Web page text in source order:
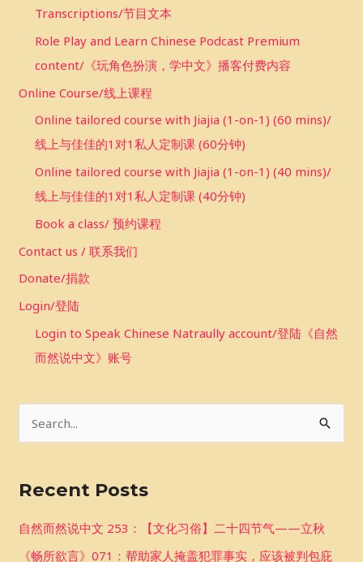
Transcriptions/节目文本
Role Play and Learn Chinese Podcast Premium
content/《玩角色扮演，学中文》播客付费内容
Online Course/线上课程
Online tailored course with Jiajia (1-on-1) (60 mins)/
线上与佳佳的1对1私人定制课 (60分钟)
Online tailored course with Jiajia (1-on-1) (40 mins)/
线上与佳佳的1对1私人定制课 (40分钟)
Book a class/ 预约课程
Contact us / 联系我们
Donate/捐款
Login/登陆
Login to Speak Chinese Natraully account/登陆《自然
而然说中文》账号
r
c
Recent Posts
自然而然说中文 253：【文化习俗】二十四节气——立秋
《畅所欲言》071：帮助家人掩盖犯罪事实，应该被判包庇